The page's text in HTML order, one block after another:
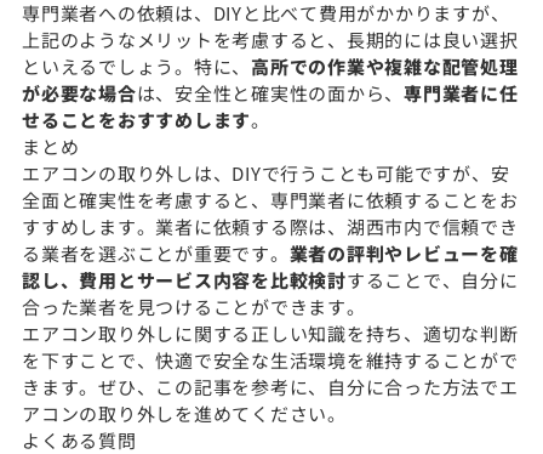
専門業者への依頼は、DIYと比べて費用がかかりますが、
上記のようなメリットを考慮すると、長期的には良い選択
といえるでしょう。特に、 高所での作業や複雑な配管処理
が必要な場合は、安全性と確実性の面から、 専門業者に任
せることをおすすめします。
まとめ
エアコンの取り外しは、DIYで行うことも可能ですが、安
全面と確実性を考慮すると、専門業者に依頼することをお
すすめします。業者に依頼する際は、湖西市内で信頼でき
る業者を選ぶことが重要です。 業者の評判やレビューを確
認し、費用とサービス内容を比較検討することで、自分に
合った業者を見つけることができます。
エアコン取り外しに関する正しい知識を持ち、適切な判断
を下すことで、快適で安全な生活環境を維持することがで
きます。ぜひ、この記事を参考に、自分に合った方法でエ
アコンの取り外しを進めてください。
よくある質問